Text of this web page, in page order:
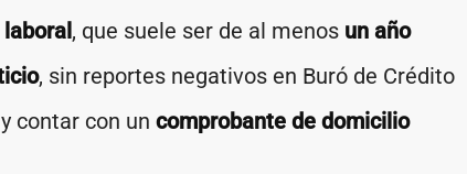
, que suele ser de al menos un año
, sin reportes negativos en Buró de Crédito
contar con un comprobante de domicilio